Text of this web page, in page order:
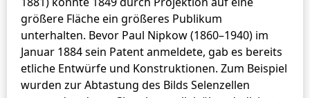
größere Fläche ein größeres Publikum
unterhalten. Bevor Paul Nipkow (1860–1940) im
Januar 1884 sein Patent anmeldete, gab es bereits
etliche Entwürfe und Konstruktionen. Zum Beispiel
wurden zur Abtastung des Bilds Selenzellen